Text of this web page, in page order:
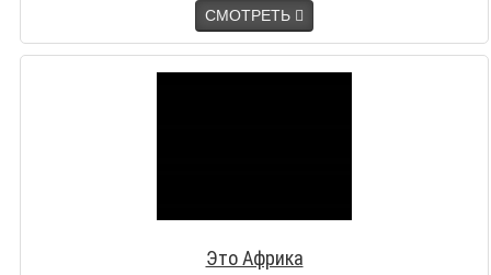
СМОТРЕТЬ
Это Африка